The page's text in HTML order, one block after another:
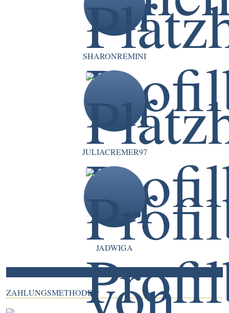
SHARONREMINI
JULIACREMER97
JADWIGA
ZAHLUNGSMETHODEN